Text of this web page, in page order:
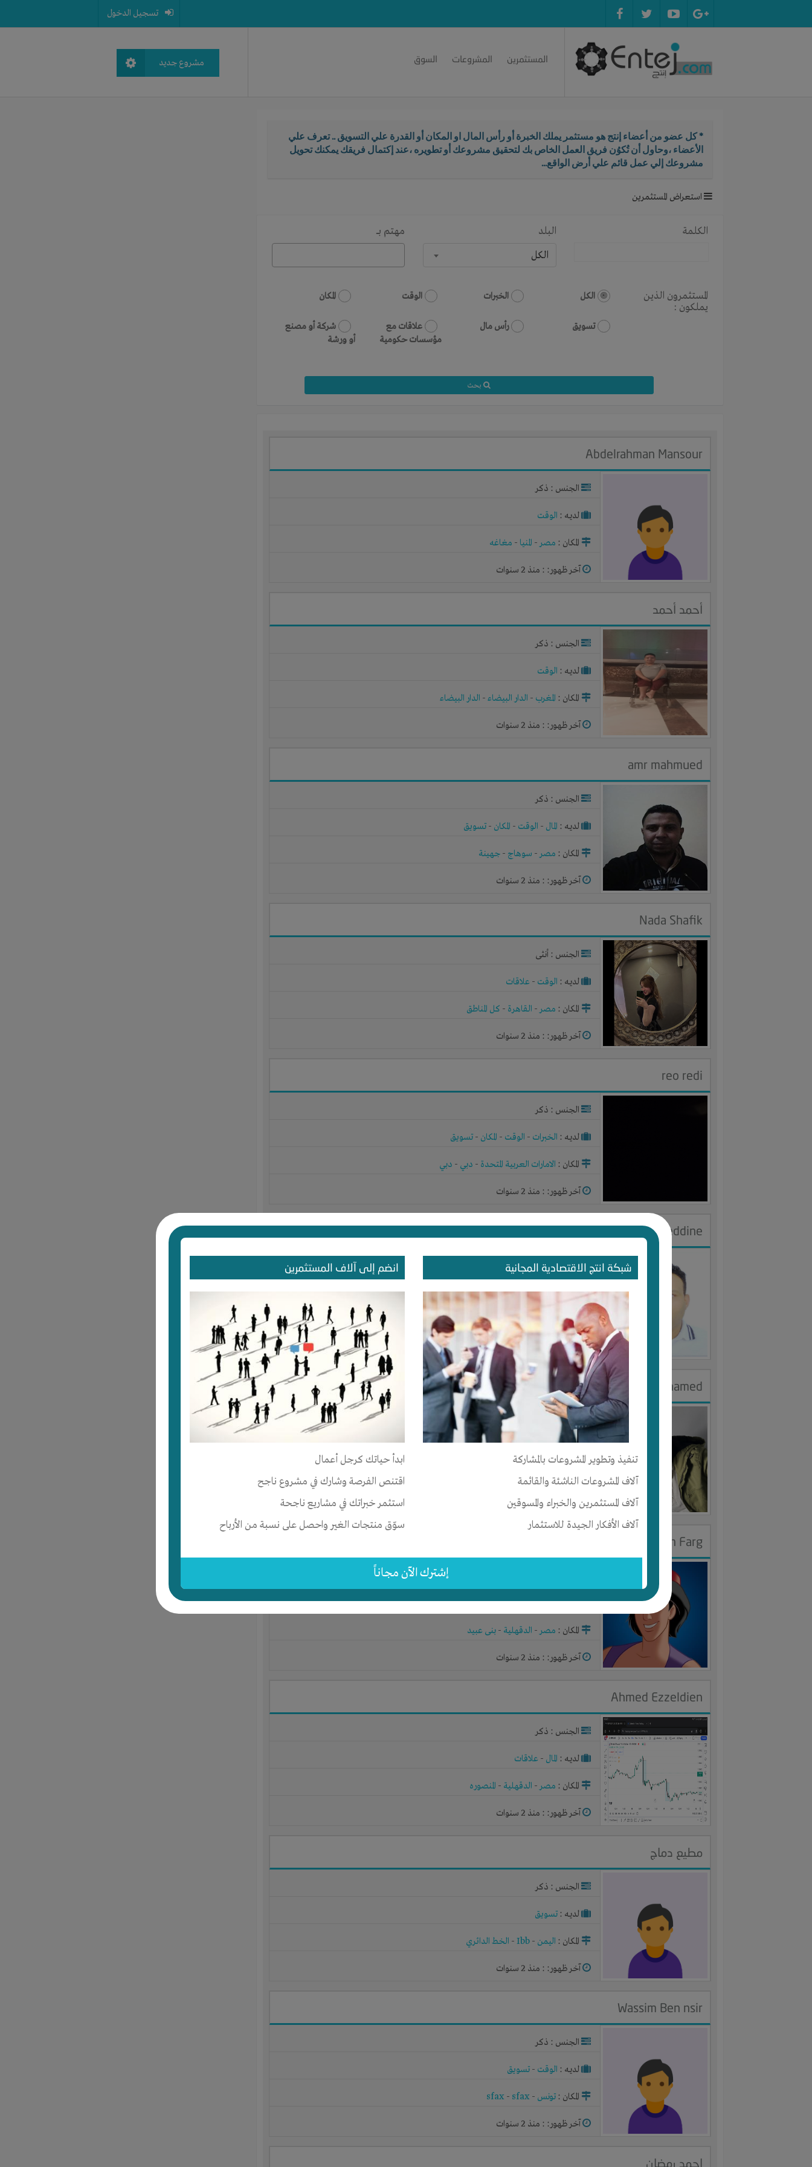
شبكة انتج الاقتصادية المجانية
تنفيذ وتطوير المشروعات بالمشاركة
آلاف المشروعات الناشئة والقائمة
آلاف المستثمرين والخبراء والمسوقين
آلاف الأفكار الجيدة للاستثمار
انضم إلى آلاف المستثمرين
ابدأ حياتك كرجل أعمال
اقتنص الفرصة وشارك في مشروع ناجح
استثمر خبراتك في مشاريع ناجحة
سوّق منتجات الغير واحصل على نسبة من الأرباح
إشترك الآن مجاناً
تسجيل الدخول
المستثمرين المشروعات السوق مشروع جديد
* كل عضو من أعضاء إنتج هو مستثمر يملك الخبرة أو رأس المال او المكان أو القدرة علي التسويق .. تعرف علي
الأعضاء ،وحاول أن تُكوُن فريق العمل الخاص بك لتحقيق مشروعك أو تطويره ،عند إكتمال فريقك يمكنك تحويل
مشروعك إلي عمل قائم علي أرض الواقع...
استعراض المستثمرين
الكلمة
البلد
الكل
مهتم بـــ
المستثمرون الذين
يملكون :
الكل الخبرات الوقت المكان
تسويق رأس مال
علاقات مع
مؤسسات حكومية
شركة أو مصنع
أو ورشة
بحث
Abdelrahman Mansour
الجنس : ذكر
لديـه : الوقت
المكان : مصر- المنيا - مغاغه
آخر ظهور: : منذ 2 سنوات
أحمد أحمد
الجنس : ذكر
لديـه : الوقت
المكان : المغرب - الدار البيضاء- الدار البيضاء
آخر ظهور: : منذ 2 سنوات
amr mahmued
الجنس : ذكر
لديـه : المال - الوقت - المكان - تسويق
المكان : مصر- سوهاج - جهينة
آخر ظهور: : منذ 2 سنوات
Nada Shafik
الجنس : أنثى
لديـه : الوقت - علاقات
المكان : مصر- القاهرة - كل المناطق
آخر ظهور: : منذ 2 سنوات
reo redi
الجنس : ذكر
لديـه : الخبرات - الوقت - المكان - تسويق
المكان : الامارات العربية المتحدة - دبي - دبي
آخر ظهور: : منذ 2 سنوات
amai badr eddine
الجنس : ذكر
لديـه :الخبرات-الوقت
المكان : المغرب-
ouarzazate
-ساحل الشمس
آخر ظهور: : منذ 2 سنوات
Hamdy Mohamed
الجنس : ذكر
المكان : مصر -الجيزة
آخر ظهور: : منذ 2 سنوات
Mohammed soliman Farg
لديـه :المال-تسويق-علاقات-شركة أو مصنع أو ورشة
المكان : مصر- الدقهلية - بنى عبيد
آخر ظهور: : منذ 2 سنوات
Ahmed Ezzeldien
الجنس : ذكر
لديـه : المال - علاقات
المكان : مصر- الدقهلية - المنصوره
آخر ظهور: : منذ 2 سنوات
مطيع دماج
الجنس : ذكر
لديـه : تسويق
المكان : اليمن -
Ibb
- الخط الدائري
آخر ظهور: : منذ 2 سنوات
Wassim Ben nsir
الجنس : ذكر
لديـه : الوقت - تسويق
المكان : تونس -
sfax - sfax
آخر ظهور: : منذ 2 سنوات
احمد رمضان